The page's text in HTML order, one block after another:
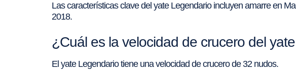
Las características clave del yate Legendario incluyen amarre en
2018.
¿Cuál es la velocidad de crucero del
El yate Legendario tiene una velocidad de crucero de 32 nudos.